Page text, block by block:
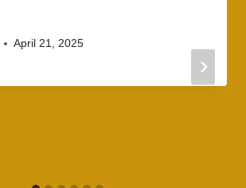
April 21, 2025